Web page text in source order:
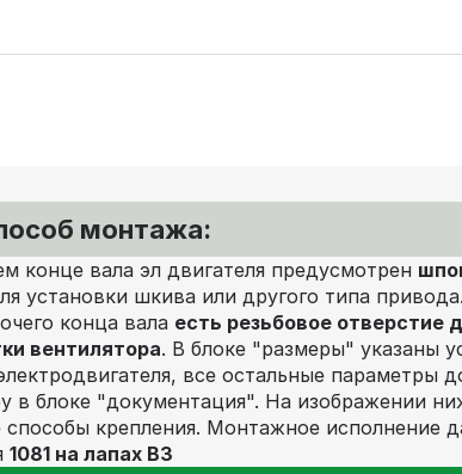
монтажа:
конце вала эл двигателя предусмотрен
установки шкива или другого типа
конца вала есть резьбовое отверстие
вентилятора. В блоке "размеры" указаны
все остальные параметры
в блоке "документация". На изображении
крепления. Монтажное исполнение
1081 на лапах В3